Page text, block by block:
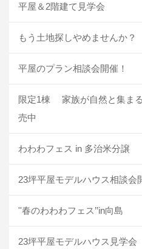
平屋＆2階建て見学会
もう土地探しやめませんか？
平屋のプラン相談会開催！
限定1棟 家族が自然と集ま
売中
わわわフェス in 多治米分譲
23坪平屋モデルハウス相談会
''春のわわわフェス’’in向島
23坪平屋モデルハウス見学